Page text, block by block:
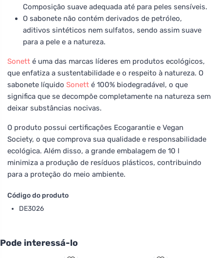
Composição suave adequada até para peles sensíveis.
O sabonete não contém derivados de petróleo,
aditivos sintéticos nem sulfatos, sendo assim suave
para a pele e a natureza.
Sonett é uma das marcas líderes em produtos ecológicos,
que enfatiza a sustentabilidade e o respeito à natureza. O
sabonete líquido Sonett é 100% biodegradável, o que
significa que se decompõe completamente na natureza sem
deixar substâncias nocivas.
O produto possui certificações Ecogarantie e Vegan
Society, o que comprova sua qualidade e responsabilidade
ecológica. Além disso, a grande embalagem de 10 l
minimiza a produção de resíduos plásticos, contribuindo
para a proteção do meio ambiente.
Código do produto
DE3026
Pode interessá-lo